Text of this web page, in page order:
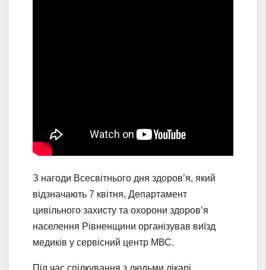
З нагоди Всесвітнього дня здоров’я, який
відзначають 7 квітня, Департамент
цивільного захисту та охорони здоров’я
населення Рівненщини організував виїзд
медиків у сервісний центр МВС.
Під час спілкування з людьми лікарі